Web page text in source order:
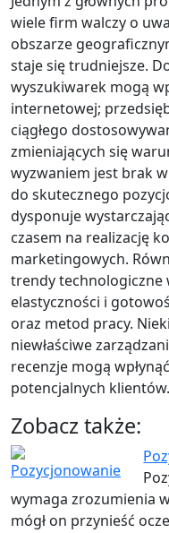
wiele firm walczy o
obszarze
staje się trudniejsze.
wyszukiwarek mogą
internetowej;
ciągłego
zmieniających się
wyzwaniem jest brak
do skutecznego
dysponuje
czasem na realizację
marketingowych.
trendy technologiczne
elastyczności i
oraz metod pracy.
niewłaściwe
recenzje mogą
potencjalnych klientów.
Zobacz także:
wymaga zrozumienia
mógł on przynieść